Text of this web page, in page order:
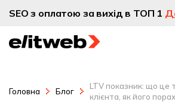
SEO з оплатою за вихід в ТОП 1
Головна Блог
LTV показник: що це
клієнта, як його